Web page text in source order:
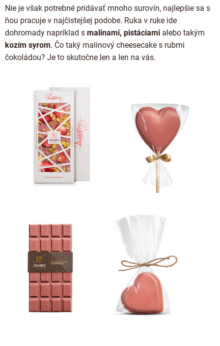
Nie je však potrebné pridávať mnoho surovín, najlepšie sa s
ňou pracuje v najčistejšej podobe. Ruka v ruke ide
dohromady napríklad s malinami, pistáciami alebo takým
kozím syrom. Čo taký malinový cheesecake s rubmi
čokoládou? Je to skutočne len a len na vás.